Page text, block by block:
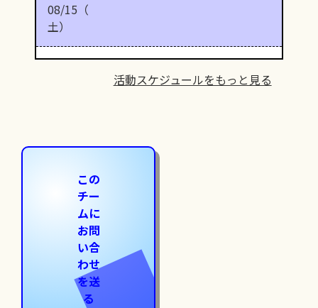
08/15（
土）
活動スケジュールをもっと見る
この
チー
ムに
お問
い合
わせ
を送
る